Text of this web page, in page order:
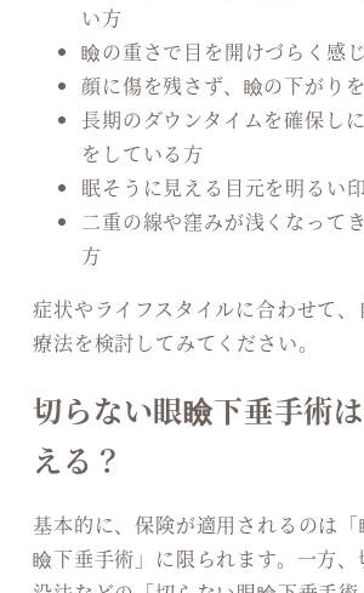
い方
瞼の重さで目を開けづらく感
顔に傷を残さず、瞼の下がり
長期のダウンタイムを確保し
をしている方
眠そうに見える目元を明るい
二重の線や窪みが浅くなって
方
症状やライフスタイルに合わせて
療法を検討してみてください。
切らない眼瞼下垂手術
える？
基本的に、保険が適用されるのは
瞼下垂手術」に限られます。一方